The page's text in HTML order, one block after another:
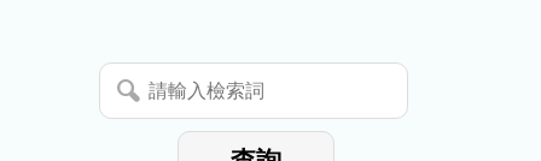
暫
停
請
輸